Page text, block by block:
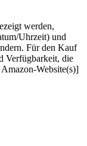
werden,
Uhrzeit) und
Für den Kauf
Verfügbarkeit, die
Website(s)]